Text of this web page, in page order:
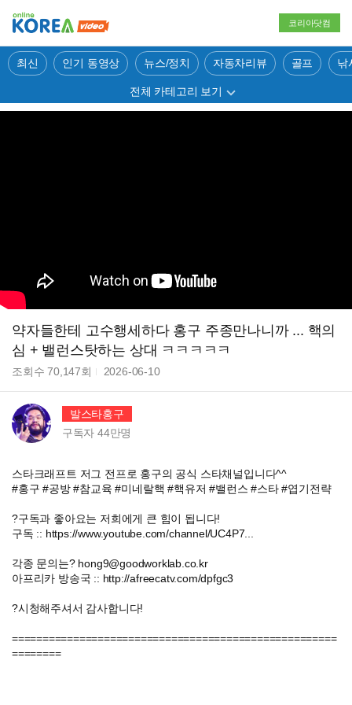
코리아닷컴
최신 인기 동영상 뉴스/정치 자동차리뷰 골프 낚
전체 카테고리 보기
약자들한테 고수행세하다 홍구 주종만나니까 ... 핵의
심 + 밸런스탓하는 상대 ㅋㅋㅋㅋㅋ
조회수70,147회 2026-06-10
발스타홍구
구독자44만명
스타크래프트 저그 전프로 홍구의 공식 스타채널입니다^^
#홍구 #공방 #참교육 #미네랄핵 #핵유저 #밸런스 #스타 #엽기전략
?구독과 좋아요는 저희에게 큰 힘이 됩니다!
구독 :: https://www.youtube.com/channel/UC4P7...
각종 문의는? hong9@goodworklab.co.kr
아프리카 방송국 :: http://afreecatv.com/dpfgc3
?시청해주셔서 감사합니다!
=====================================================
========